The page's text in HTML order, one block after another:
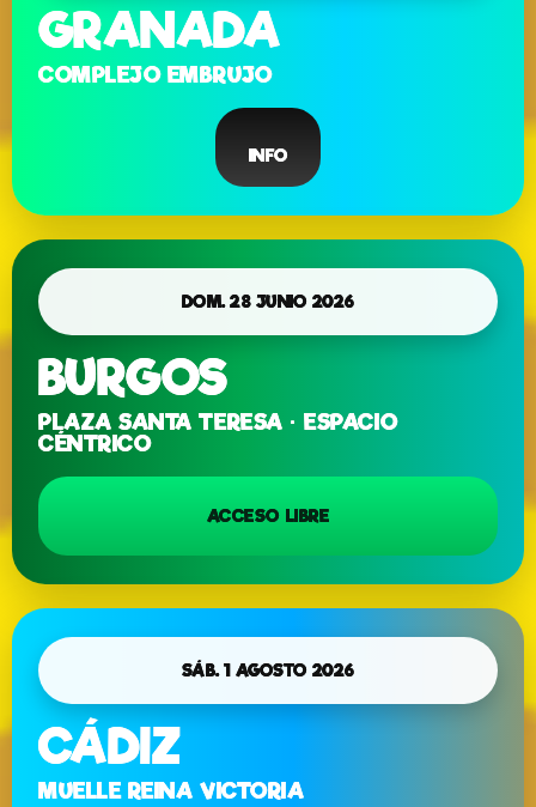
GRANADA
COMPLEJO EMBRUJO
INFO
DOM. 28 JUNIO 2026
BURGOS
PLAZA SANTA TERESA · ESPACIO
CÉNTRICO
ACCESO LIBRE
SÁB. 1 AGOSTO 2026
CÁDIZ
MUELLE REINA VICTORIA